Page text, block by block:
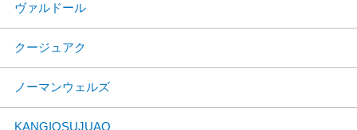
ヴァルドール
クージュアク
ノーマンウェルズ
KANGIQSUJUAQ